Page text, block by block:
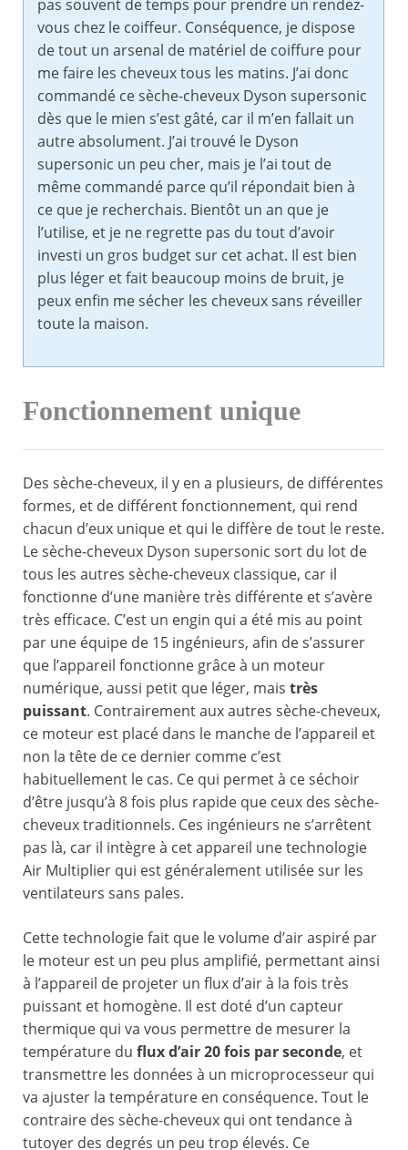
pas souvent de temps pour prendre un rendez-
vous chez le coiffeur. Conséquence, je dispose
de tout un arsenal de matériel de coiffure pour
me faire les cheveux tous les matins. J’ai donc
commandé ce sèche-cheveux Dyson supersonic
dès que le mien s’est gâté, car il m’en fallait un
autre absolument. J’ai trouvé le Dyson
supersonic un peu cher, mais je l’ai tout de
même commandé parce qu’il répondait bien à
ce que je recherchais. Bientôt un an que je
l’utilise, et je ne regrette pas du tout d’avoir
investi un gros budget sur cet achat. Il est bien
plus léger et fait beaucoup moins de bruit, je
peux enfin me sécher les cheveux sans réveiller
toute la maison.
Fonctionnement unique
Des sèche-cheveux, il y en a plusieurs, de différentes
formes, et de différent fonctionnement, qui rend
chacun d’eux unique et qui le diffère de tout le reste.
Le sèche-cheveux Dyson supersonic sort du lot de
tous les autres sèche-cheveux classique, car il
fonctionne d’une manière très différente et s’avère
très efficace. C’est un engin qui a été mis au point
par une équipe de 15 ingénieurs, afin de s’assurer
que l’appareil fonctionne grâce à un moteur
numérique, aussi petit que léger, mais très
puissant. Contrairement aux autres sèche-cheveux,
ce moteur est placé dans le manche de l’appareil et
non la tête de ce dernier comme c’est
habituellement le cas. Ce qui permet à ce séchoir
d’être jusqu’à 8 fois plus rapide que ceux des sèche-
cheveux traditionnels. Ces ingénieurs ne s’arrêtent
pas là, car il intègre à cet appareil une technologie
Air Multiplier qui est généralement utilisée sur les
ventilateurs sans pales.
Cette technologie fait que le volume d’air aspiré par
le moteur est un peu plus amplifié, permettant ainsi
à l’appareil de projeter un flux d’air à la fois très
puissant et homogène. Il est doté d’un capteur
thermique qui va vous permettre de mesurer la
température du flux d’air 20 fois par seconde, et
transmettre les données à un microprocesseur qui
va ajuster la température en conséquence. Tout le
contraire des sèche-cheveux qui ont tendance à
tutoyer des degrés un peu trop élevés. Ce